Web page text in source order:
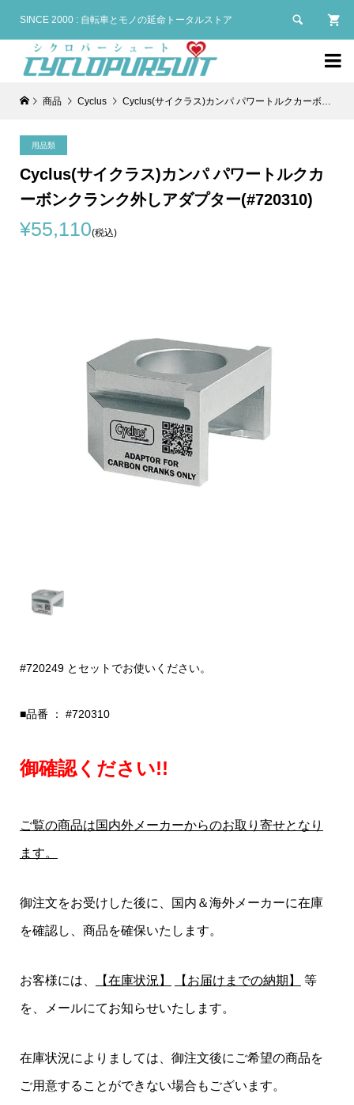
SINCE 2000 : 自転車とモノの延命トータルストア 

商品 Cyclus Cyclus(サイクラス)カンパ パワートルクカーボンクランク外しアダプター(#720310)
用品類
Cyclus(サイクラス)カンパ パワートルクカ
ーボンクランク外しアダプター(#720310)
¥55,110(税込)
#720249 とセットでお使いください。
■品番 ： #720310
御確認ください!!
ご覧の商品は国内外メーカーからのお取り寄せとなり
ます。
御注文をお受けした後に、国内＆海外メーカーに在庫
を確認し、商品を確保いたします。
お客様には、 【在庫状況】 【お届けまでの納期】 等
を、メールにてお知らせいたします。
在庫状況によりましては、御注文後にご希望の商品を
ご用意することができない場合もございます。